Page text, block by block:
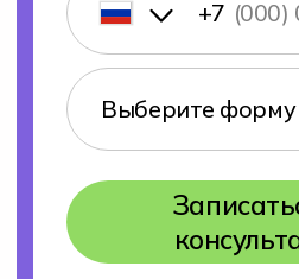
Контакты
8 (800) 222-75-46
Оставить заявку